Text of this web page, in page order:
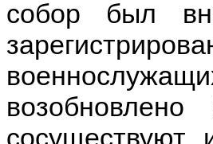
собор был
сосуществуют